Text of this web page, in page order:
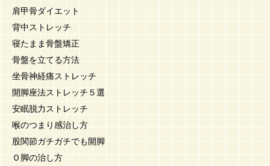
肩甲骨ダイエット
背中ストレッチ
寝たまま骨盤矯正
骨盤を立てる方法
坐骨神経痛ストレッチ
開脚座法ストレッチ５選
安眠脱力ストレッチ
喉のつまり感治し方
股関節ガチガチでも開脚
Ｏ脚の治し方